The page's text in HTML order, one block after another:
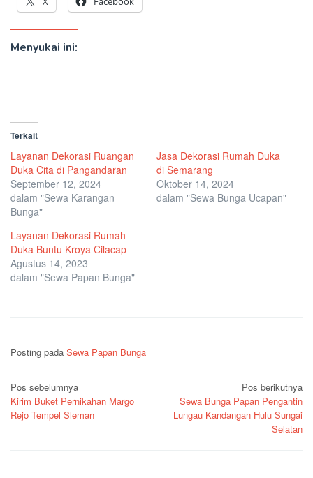
Menyukai ini:
Terkait
Layanan Dekorasi Ruangan
Duka Cita di Pangandaran
September 12, 2024
dalam "Sewa Karangan
Bunga"
Jasa Dekorasi Rumah Duka
di Semarang
Oktober 14, 2024
dalam "Sewa Bunga Ucapan"
Layanan Dekorasi Rumah
Duka Buntu Kroya Cilacap
Agustus 14, 2023
dalam "Sewa Papan Bunga"
Posting pada Sewa Papan Bunga
Navigasi
pos
Pos sebelumnya
Kirim Buket Pernikahan Margo
Rejo Tempel Sleman
Pos berikutnya
Sewa Bunga Papan Pengantin
Lungau Kandangan Hulu Sungai
Selatan